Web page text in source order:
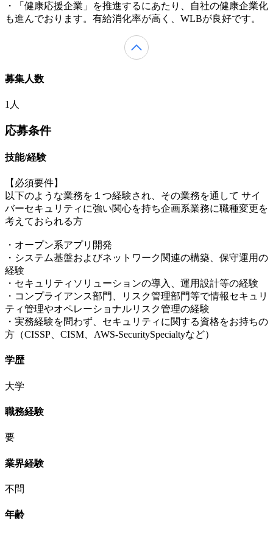
・「健康応援企業」を推進するにあたり、自社の健康企業化
も進んでおります。有給消化率が高く、WLBが良好です。
募集人数
1人
応募条件
技能/経験
【必須要件】
以下のような業務を１つ経験され、その業務を通して サイ
バーセキュリティに強い関心を持ち企画系業務に職種変更を
考えておられる方
・オープン系アプリ開発
・システム基盤およびネットワーク関連の構築、保守運用の
経験
・セキュリティソリューションの導入、運用設計等の経験
・コンプライアンス部門、リスク管理部門等で情報セキュリ
ティ管理やオペレーショナルリスク管理の経験
・実務経験を問わず、セキュリティに関する資格をお持ちの
方（CISSP、CISM、AWS‐SecuritySpecialtyなど）
学歴
大学
職務経験
要
業界経験
不問
年齢